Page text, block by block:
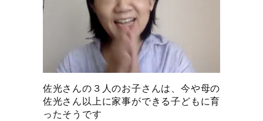
佐光さんの３人のお子さんは、今や母の
佐光さん以上に家事ができる子どもに育
ったそうです